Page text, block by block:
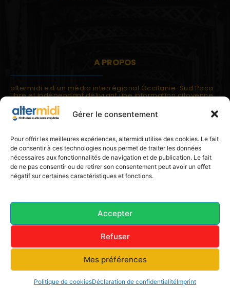
Gérer le consentement
Pour offrir les meilleures expériences, altermidi utilise des cookies. Le fait
de consentir à ces technologies nous permet de traiter les données
nécessaires aux fonctionnalités de navigation et de publication. Le fait
de ne pas consentir ou de retirer son consentement peut avoir un effet
négatif sur certaines caractéristiques et fonctions.
Accepter
Refuser
Mes préférences
Politique de cookiesDéclaration de confidentialitéImprint
A PROPOS
altermidi est un média interrégional Occitanie-Sud Paca
libre et indépendant délivrant une information citoyenne
altermidi est ouvert sur les suds, la méditerranée,
l'europe.
altermidi aborde des thématiques globales évaluées à
partir des constats de terrain ou d'analyses à l'échelon
local.
altermidi c'est l'information capitale, sans capitale.
© 2025 altermidi.org - Les amis d'altermidi
Conditions générales Politique de cookies (UE)
Avertissement
Déclaration de confidentialité (UE)